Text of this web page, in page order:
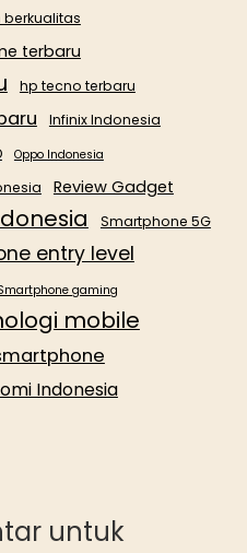
terbaru
hp tecno terbaru
Infinix Indonesia
Oppo Indonesia
Review Gadget
Smartphone 5G
entry level
gaming
mobile
Indonesia
untuk